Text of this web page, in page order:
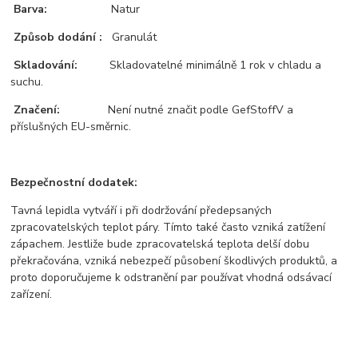
Barva:Natur
Způsob dodání : Granulát
Skladování:Skladovatelné minimálně 1 rok v chladu a
suchu.
Značení:Není nutné značit podle GefStoffV a
příslušných EU-směrnic.
Bezpečnostní dodatek:
Tavná lepidla vytváří i při dodržování předepsaných
zpracovatelských teplot páry. Tímto také často vzniká zatížení
zápachem. Jestliže bude zpracovatelská teplota delší dobu
překračována, vzniká nebezpečí působení škodlivých produktů, a
proto doporučujeme k odstranění par používat vhodná odsávací
zařízení.